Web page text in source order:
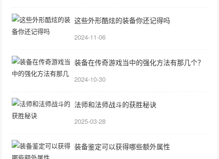
这些外形酷炫的装备你还记得吗
2024-11-06
装备在传奇游戏当中的强化方法有那几个？
2024-10-30
法师和法师战斗的获胜秘诀
2025-03-28
装备鉴定可以获得哪些额外属性